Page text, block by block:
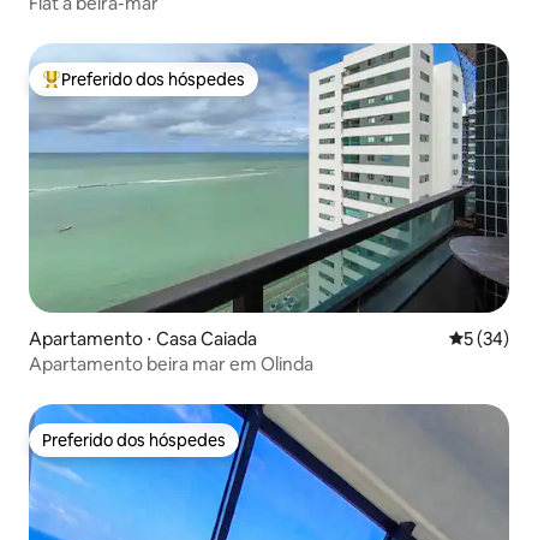
Entre os melhores preferidos dos hóspedes
Preferido dos hóspedes
Apartamento ⋅ Casa Caiada 5 de uma
5 (34)
Apartamento beira mar em Olinda
Preferido dos hóspedes
Preferido dos hóspedes